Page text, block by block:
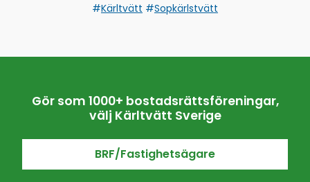
#Kärltvätt #Sopkärlstvätt
Gör som 1000+ bostadsrättsföreningar,
välj Kärltvätt Sverige
BRF/Fastighetsägare